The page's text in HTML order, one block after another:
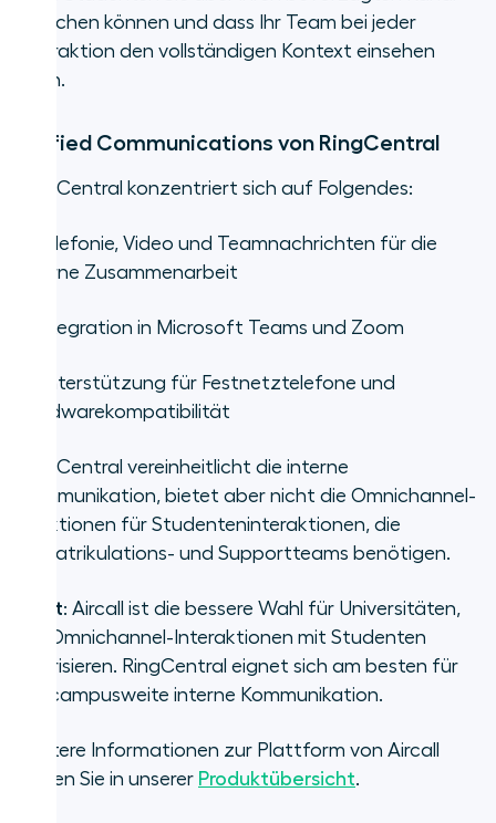
erreichen können und dass Ihr Team bei jeder
Interaktion den vollständigen Kontext einsehen
kann.
Unified Communications von RingCentral
RingCentral konzentriert sich auf Folgendes:
Telefonie, Video und Teamnachrichten für die
interne Zusammenarbeit
Integration in Microsoft Teams und Zoom
Unterstützung für Festnetztelefone und
Hardwarekompatibilität
RingCentral vereinheitlicht die interne
Kommunikation, bietet aber nicht die Omnichannel-
Funktionen für Studenteninteraktionen, die
Immatrikulations- und Supportteams benötigen.
Fazit: Aircall ist die bessere Wahl für Universitäten,
die Omnichannel-Interaktionen mit Studenten
priorisieren. RingCentral eignet sich am besten für
die campusweite interne Kommunikation.
Weitere Informationen zur Plattform von Aircall
finden Sie in unserer Produktübersicht.